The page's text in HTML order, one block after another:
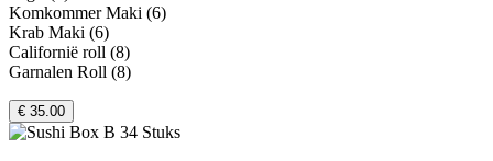
Komkommer Maki (6)
Krab Maki (6)
Californië roll (8)
Garnalen Roll (8)
€ 35.00